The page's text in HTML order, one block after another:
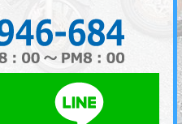
メールでお問い合わせ